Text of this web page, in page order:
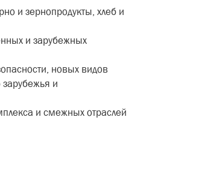
и зернопродукты, хлеб и
и зарубежных
новых видов
зарубежья и
и смежных отраслей